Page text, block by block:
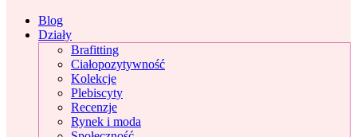
Blog
Działy
Brafitting
Ciałopozytywność
Kolekcje
Plebiscyty
Recenzje
Rynek i moda